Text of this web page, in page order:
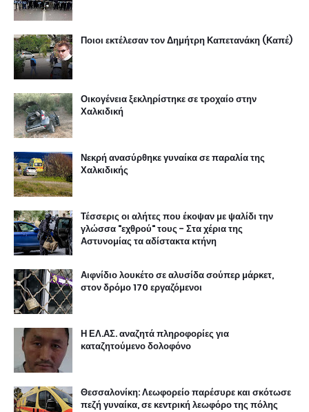
Ποιοι εκτέλεσαν τον Δημήτρη Καπετανάκη (Καπέ)
Οικογένεια ξεκληρίστηκε σε τροχαίο στην
Χαλκιδική
Νεκρή ανασύρθηκε γυναίκα σε παραλία της
Χαλκιδικής
Τέσσερις οι αλήτες που έκοψαν με ψαλίδι την
γλώσσα "εχθρού" τους - Στα χέρια της
Αστυνομίας τα αδίστακτα κτήνη
Αιφνίδιο λουκέτο σε αλυσίδα σούπερ μάρκετ,
στον δρόμο 170 εργαζόμενοι
Η ΕΛ.ΑΣ. αναζητά πληροφορίες για
καταζητούμενο δολοφόνο
Θεσσαλονίκη: Λεωφορείο παρέσυρε και σκότωσε
πεζή γυναίκα, σε κεντρική λεωφόρο της πόλης